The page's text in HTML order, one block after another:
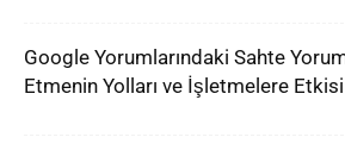
Google Yorumlarındaki Sahte
Etmenin Yolları ve İşletmelere Etkisi